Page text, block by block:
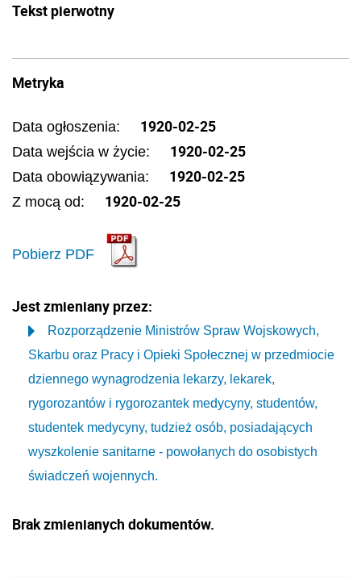
Tekst pierwotny
Metryka
Data ogłoszenia: 1920-02-25
Data wejścia w życie: 1920-02-25
Data obowiązywania: 1920-02-25
Z mocą od: 1920-02-25
Pobierz PDF
Jest zmieniany przez:
Rozporządzenie Ministrów Spraw Wojskowych,
Skarbu oraz Pracy i Opieki Społecznej w przedmiocie
dziennego wynagrodzenia lekarzy, lekarek,
rygorozantów i rygorozantek medycyny, studentów,
studentek medycyny, tudzież osób, posiadających
wyszkolenie sanitarne - powołanych do osobistych
świadczeń wojennych.
Brak zmienianych dokumentów.